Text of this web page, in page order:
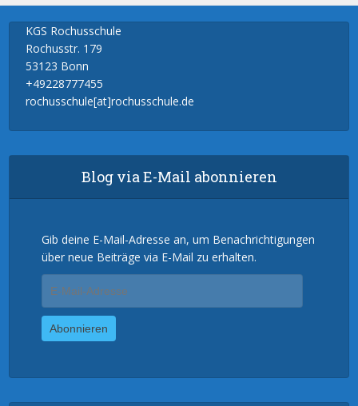
KGS Rochusschule
Rochusstr. 179
53123 Bonn
+49228777455
rochusschule[at]rochusschule.de
Blog via E-Mail abonnieren
Gib deine E-Mail-Adresse an, um Benachrichtigungen
über neue Beiträge via E-Mail zu erhalten.
Mail-
Adresse
Abonnieren